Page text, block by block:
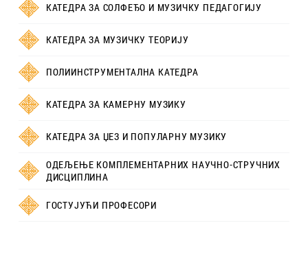
КАТЕДРА ЗА СОЛФЕЂО И МУЗИЧКУ ПЕДАГОГИЈУ
КАТЕДРА ЗА МУЗИЧКУ ТЕОРИЈУ
ПОЛИИНСТРУМЕНТАЛНА КАТЕДРА
КАТЕДРА ЗА КАМЕРНУ МУЗИКУ
КАТЕДРА ЗА ЏЕЗ И ПОПУЛАРНУ МУЗИКУ
ОДЕЉЕЊЕ КОМПЛЕМЕНТАРНИХ НАУЧНО-СТРУЧНИХ
ДИСЦИПЛИНА
ГОСТУЈУЋИ ПРОФЕСОРИ